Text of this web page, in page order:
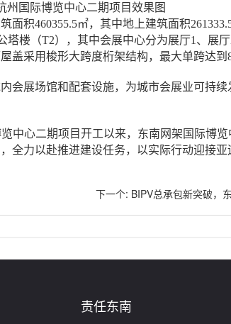
州国际博览中心二期项目效果图
积460355.5㎡，其中地上建筑面积
楼（T2），其中会展中心分为展厅1、展
采用梭形大跨度桁架结构，最大单跨达到
会展场馆和配套设施，为城市会展业可持
中心二期项目开工以来，东南网架国际博
全力以赴推进建设任务，以实际行动迎接亚
下一个: BIPV总承包新突破，
责任东南